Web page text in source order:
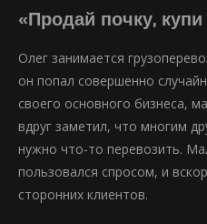
«Продай почку, купи
Олег занимается
он попал совершенно
своего основного бизнеса,
вдруг заметил, что многим
нужно что-то перевозить.
пользовался спросом, и
сторонних клиентов.